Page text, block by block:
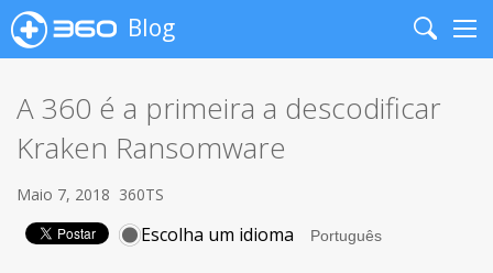
Blog
Search
A 360 é a primeira a descodificar
Kraken Ransomware
Maio 7, 2018 360TS
Escolha um idioma